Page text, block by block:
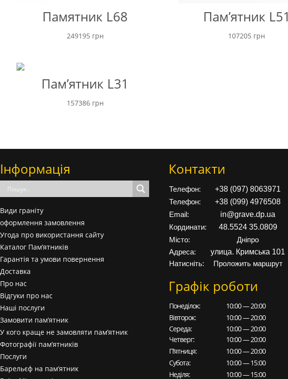
Памятник L68
249195 грн
Пам’ятник L51
107205 грн
Пам’ятник L31
157386 грн
Інформація
Види граніту
оформлення замовлення
Угода про використання сайту
Каталог Пам’ятників
Гарантія та умови повернення
Доставка
Про нас
Відгуки про нас
Наші послуги
Замовити пам’ятник
У кого краще не замовляти пам’ятник
Фотографії пам’ятників
Послуги
Барельєф на пам’ятник
Контакти
Телефон: +38 (097) 8063971
Телефон: +38 (099) 4976508
Email: in@grave.dp.ua
Кординати: 48.5524 35.0809
Місто:
Дніпро
Адреса:
улица. Кримська 101
Натисніть: Проложить маршрут
Графік роботи
Понеділок:
10:00 — 20:00
Вівторок:
10:00 — 20:00
Середа:
10:00 — 20:00
Четверг:
10:00 — 20:00
П’ятниця:
10:00 — 20:00
Субота:
10:00 — 15:00
Неділя:
10:00 — 15:00